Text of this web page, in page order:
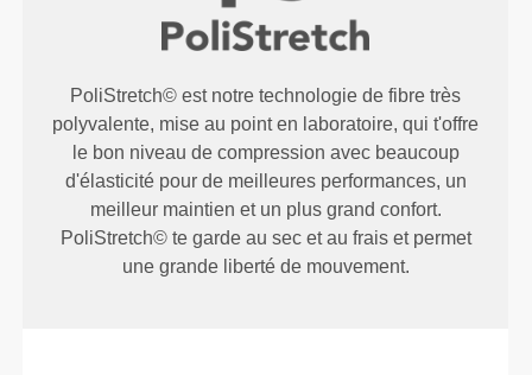
PoliStretch© est notre technologie de fibre très
polyvalente, mise au point en laboratoire, qui t'offre
le bon niveau de compression avec beaucoup
d'élasticité pour de meilleures performances, un
meilleur maintien et un plus grand confort.
PoliStretch© te garde au sec et au frais et permet
une grande liberté de mouvement.